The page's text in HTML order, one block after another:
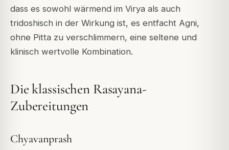
dass es sowohl wärmend im Virya als auch
tridoshisch in der Wirkung ist, es entfacht Agni,
ohne Pitta zu verschlimmern, eine seltene und
klinisch wertvolle Kombination.
Die klassischen Rasayana-
Zubereitungen
Chyavanprash